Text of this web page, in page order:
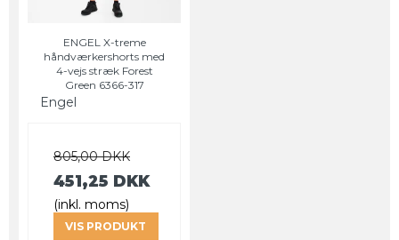
ENGEL X-treme
håndværkershorts med
4-vejs stræk Forest
Green 6366-317
Engel
805,00 DKK
451,25 DKK
(inkl. moms)
VIS PRODUKT